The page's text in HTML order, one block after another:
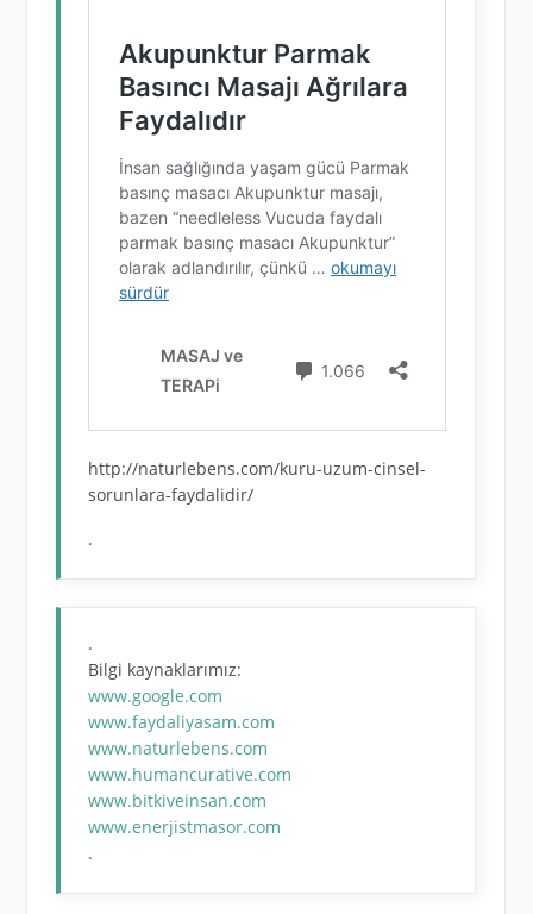
http://naturlebens.com/kuru-uzum-cinsel-
sorunlara-faydalidir/
.
.
Bilgi kaynaklarımız:
www.google.com
www.faydaliyasam.com
www.naturlebens.com
www.humancurative.com
www.bitkiveinsan.com
www.enerjistmasor.com
.